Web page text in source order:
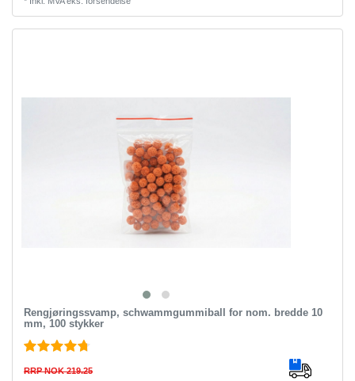
Rengjøringssvamp, schwammgummiball for nom. bredde 10
mm, 100 stykker
RRP NOK 219.25